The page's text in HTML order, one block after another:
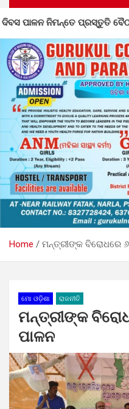
ଲୋକଙ୍କ ଦୁଆରେ
Home ମନ୍ତ୍ରୀଙ୍କ ବିରୋଧରେ
ମୋ ଓଡ଼ିଶା ରାଜନୀତି
ମନ୍ତ୍ରୀଙ୍କ
ପାଳନ